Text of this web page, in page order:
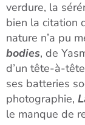
verdure, la
bien la citation
nature n’a pu
bodies, de
d’un tête-à-
ses batteries
photographie,
le manque de